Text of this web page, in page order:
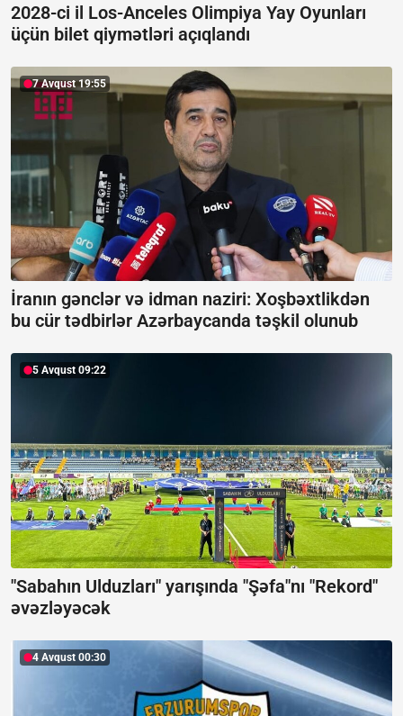
2028-ci il Los-Anceles Olimpiya Yay Oyunları
üçün bilet qiymətləri açıqlandı
7 Avqust 19:55
İranın gənclər və idman naziri: Xoşbəxtlikdən
bu cür tədbirlər Azərbaycanda təşkil olunub
5 Avqust 09:22
"Sabahın Ulduzları" yarışında "Şəfa"nı "Rekord"
əvəzləyəcək
4 Avqust 00:30